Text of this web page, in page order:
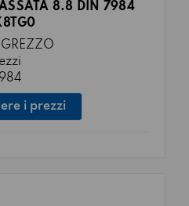
8.8 DIN 7984
i prezzi